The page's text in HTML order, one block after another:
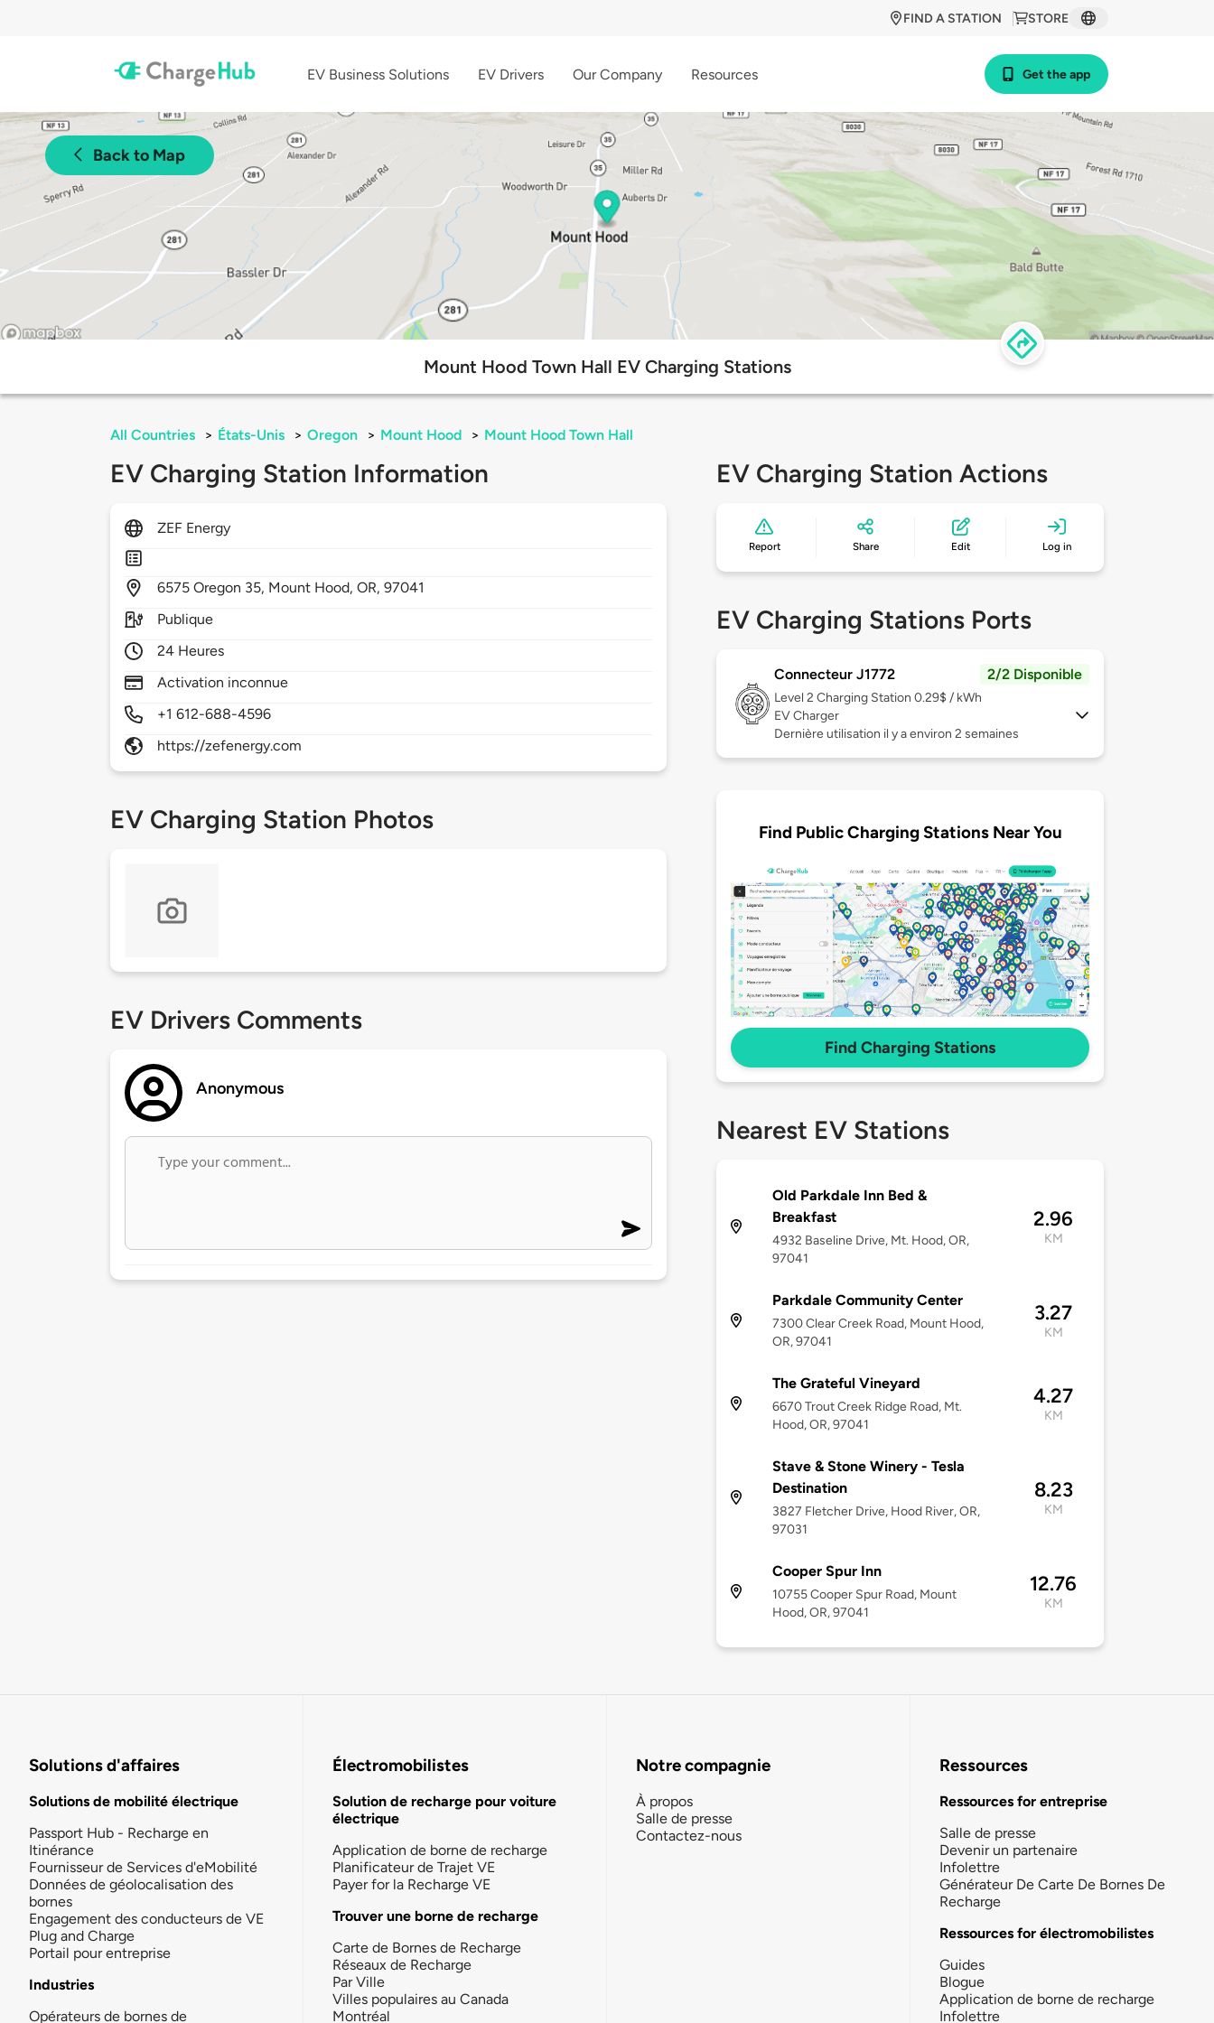
STORE
FIND A STATION
EV Business Solutions EV Drivers Our Company Resources Get the app
Back to Map
Mount Hood Town Hall EV Charging Stations
All Countries > États-Unis > Oregon > Mount Hood > Mount Hood Town Hall
EV Charging Station Information
ZEF Energy
6575Oregon 35, Mount Hood,OR,97041
Publique
24 Heures
Activation inconnue
+1 612-688-4596
https://zefenergy.com
EV Charging Station Photos
EV Drivers Comments
Anonymous
EV Charging Station Actions
Report Share Edit Log in
EV Charging Stations Ports
Connecteur J1772 2/2 Disponible
Level 2 Charging Station 0.29$ / kWh
EV Charger
Dernière utilisation il y a environ 2 semaines
Find Public Charging Stations Near You
Find Charging Stations
Nearest EV Stations
Old Parkdale Inn Bed &
Breakfast
4932 Baseline Drive, Mt. Hood, OR,
97041
2.96
KM
Parkdale Community Center
7300 Clear Creek Road, Mount Hood,
OR, 97041
3.27
KM
The Grateful Vineyard
6670 Trout Creek Ridge Road, Mt.
Hood, OR, 97041
4.27
KM
Stave & Stone Winery - Tesla
Destination
3827 Fletcher Drive, Hood River, OR,
97031
8.23
KM
Cooper Spur Inn
10755 Cooper Spur Road, Mount
Hood, OR, 97041
12.76
KM
Solutions d'affaires
Solutions de mobilité électrique
Passport Hub - Recharge en
Itinérance
Fournisseur de Services d'eMobilité
Données de géolocalisation des
bornes
Engagement des conducteurs de VE
Plug and Charge
Portail pour entreprise
Industries
Opérateurs de bornes de
Électromobilistes
Solution de recharge pour voiture
électrique
Application de borne de recharge
Planificateur de Trajet VE
Payer for la Recharge VE
Trouver une borne de recharge
Carte de Bornes de Recharge
Réseaux de Recharge
Par Ville
Villes populaires au Canada
Montréal
Notre compagnie
À propos
Salle de presse
Contactez-nous
Ressources
Ressources for entreprise
Salle de presse
Devenir un partenaire
Infolettre
Générateur De Carte De Bornes De
Recharge
Ressources for électromobilistes
Guides
Blogue
Application de borne de recharge
Infolettre